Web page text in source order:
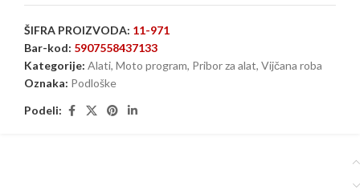
ŠIFRA PROIZVODA: 11-971
Bar-kod: 5907558437133
Kategorije: Alati, Moto program, Pribor za alat, Vijčana roba
Oznaka: Podloške
Podeli: